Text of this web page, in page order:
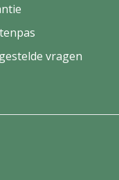
vragen